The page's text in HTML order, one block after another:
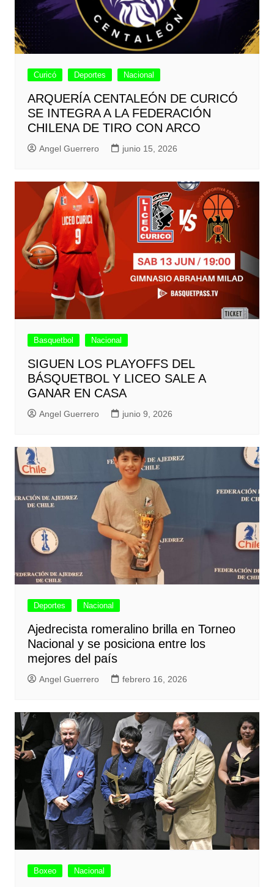
Curicó Deportes Nacional
ARQUERÍA CENTALEÓN DE CURICÓ
SE INTEGRA A LA FEDERACIÓN
CHILENA DE TIRO CON ARCO
Angel Guerrero junio 15, 2026
Basquetbol Nacional
SIGUEN LOS PLAYOFFS DEL
BÁSQUETBOL Y LICEO SALE A
GANAR EN CASA
Angel Guerrero junio 9, 2026
Deportes Nacional
Ajedrecista romeralino brilla en Torneo
Nacional y se posiciona entre los
mejores del país
Angel Guerrero febrero 16, 2026
Boxeo Nacional